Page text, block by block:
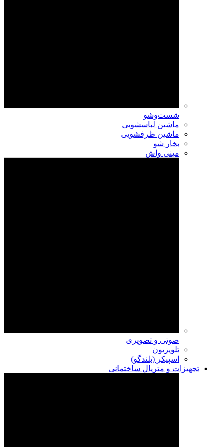
شست‌وشو
ماشین لباسشویی
ماشین ظرفشویی
بخار شو
مینی واش
صوتی و تصویری
تلویزیون
اسپیکر (بلندگو)
تجهیزات و متریال ساختمانی